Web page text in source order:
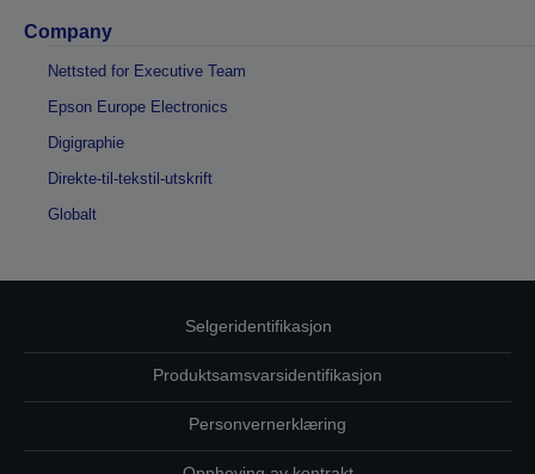
Company
Nettsted for Executive Team
Epson Europe Electronics
Digigraphie
Direkte-til-tekstil-utskrift
Globalt
Selgeridentifikasjon
Produktsamsvarsidentifikasjon
Personvernerklæring